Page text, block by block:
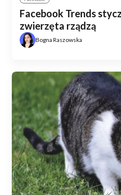
Facebook Trends
zwierzęta rządzą
Bogna Raszowska